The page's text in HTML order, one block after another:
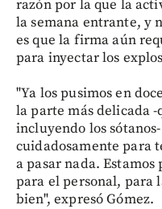
razón por la que la
la semana entrante, y
es que la firma aún
para inyectar los
"Ya los pusimos en
la parte más delicada -
incluyendo los
cuidadosamente para
a pasar nada.
para el personal, para
bien", expresó Gómez.